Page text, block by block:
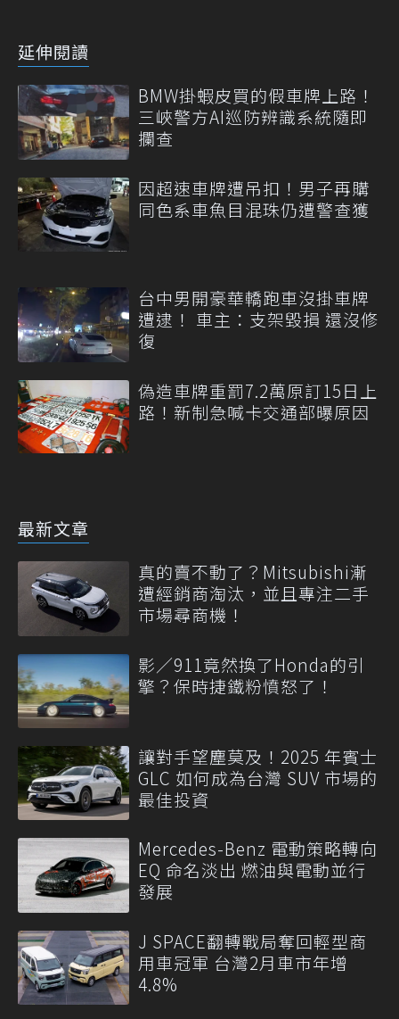
延伸閱讀
BMW掛蝦皮買的假車牌上路！
三峽警方AI巡防辨識系統隨即
攔查
因超速車牌遭吊扣！男子再購
同色系車魚目混珠仍遭警查獲
台中男開豪華轎跑車沒掛車牌
遭逮！ 車主：支架毀損 還沒修
復
偽造車牌重罰7.2萬原訂15日上
路！新制急喊卡交通部曝原因
最新文章
真的賣不動了？Mitsubishi漸
遭經銷商淘汰，並且專注二手
市場尋商機！
影／911竟然換了Honda的引
擎？保時捷鐵粉憤怒了！
讓對手望塵莫及！2025 年賓士
GLC 如何成為台灣 SUV 市場的
最佳投資
Mercedes-Benz 電動策略轉向
EQ 命名淡出 燃油與電動並行
發展
J SPACE翻轉戰局奪回輕型商
用車冠軍 台灣2月車市年增
4.8%